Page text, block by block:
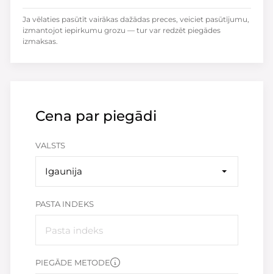
Cena par piegādi
VALSTS
Igaunija
PASTA INDEKS
PIEGĀDE METODE
Ja vēlaties pasūtīt vairākas dažādas preces, veiciet pasūtījumu,
izmantojot iepirkumu grozu — tur var redzēt piegādes
izmaksas.